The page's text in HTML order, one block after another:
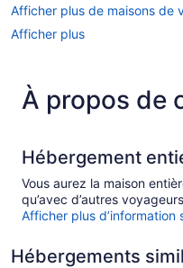
Afficher plus de maisons de
Afficher plus
À propos de
Hébergement
Vous aurez la maison
qu’avec d’autres
Afficher plus
Hébergements